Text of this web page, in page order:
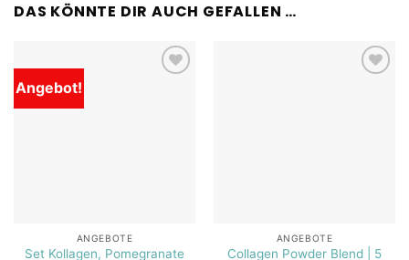
DAS KÖNNTE DIR AUCH GEFALLEN …
Angebot!
ANGEBOTE
Set Kollagen, Pomegranate
ANGEBOTE
Collagen Powder Blend | 5